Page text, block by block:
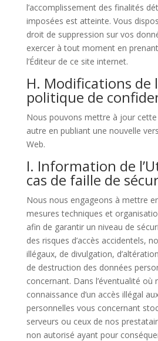
l’accomplissement des finalités
imposées est atteinte. Vous
droit de suppression sur vos
exercer à tout moment en
l’Éditeur de ce site internet.
H. Modifications de
politique de
Nous pouvons mettre à jour
autre en publiant une nouvelle
Web.
I. Information de
cas de faille de
Nous nous engageons à mettre
mesures techniques et
afin de garantir un niveau de
des risques d’accès accidentels,
illégaux, de divulgation,
de destruction des données
concernant. Dans l’éventualité où
connaissance d’un accès illégal
personnelles vous concernant
serveurs ou ceux de nos
non autorisé ayant pour